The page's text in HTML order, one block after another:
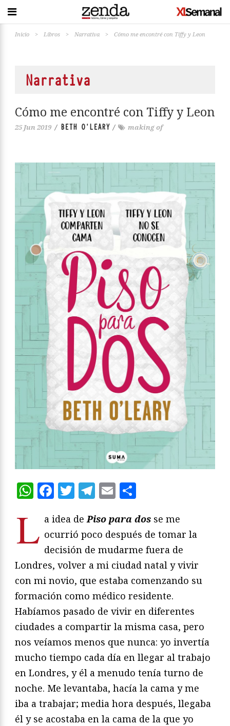
Inicio > Libros > Narrativa > Cómo me encontré con Tiffy y Leon
Narrativa
Cómo me encontré con Tiffy y Leon
25 Jun 2019 / BETH O'LEARY / making of
WhatsApp
Facebook
Twitter
Telegram
Email
L a idea dePiso para dos se me
ocurrió poco después de tomar la
decisión de mudarme fuera de
Londres, volver a mi ciudad natal y vivir
con mi novio, que estaba comenzando su
formación como médico residente.
Habíamos pasado de vivir en diferentes
ciudades a compartir la misma casa, pero
nos veíamos menos que nunca: yo invertía
mucho tiempo cada día en llegar al trabajo
en Londres, y él a menudo tenía turno de
noche. Me levantaba, hacía la cama y me
iba a trabajar; media hora después, llegaba
él y se acostaba en la cama de la que yo